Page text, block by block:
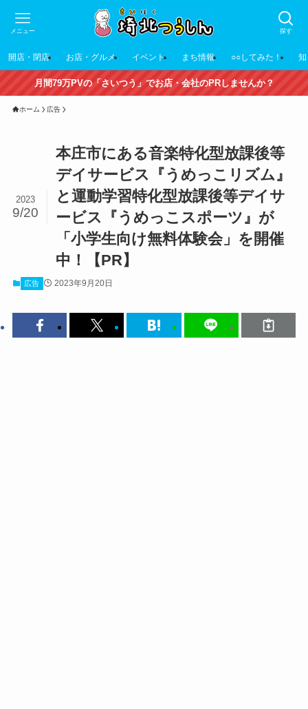
探す
メニュー
開店・閉店 お店・グルメ イベント まち情報 ○○してみた！
月間79万PVの「さいつう」でお店・会社のPRしませんか？
ホーム 広告
本庄市にある音楽特化型放課後等
デイサービス『うめっこリズム』
と運動学習特化型放課後等デイサ
ービス『うめっこスポーツ』が
「小学生向け無料体験会」を開催
中！【PR】
2023
9/20
広告 2023年9月20日